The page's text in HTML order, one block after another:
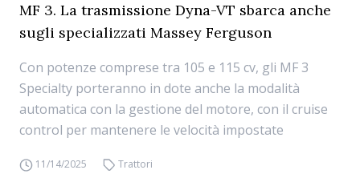
MF 3. La trasmissione Dyna-VT sbarca anche
sugli specializzati Massey Ferguson
Con potenze comprese tra 105 e 115 cv, gli MF 3
Specialty porteranno in dote anche la modalità
automatica con la gestione del motore, con il cruise
control per mantenere le velocità impostate
11/14/2025 Trattori